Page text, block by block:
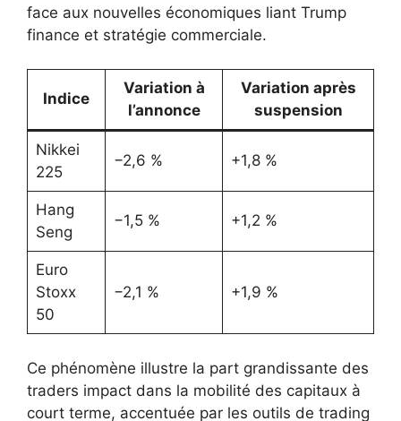
face aux nouvelles économiques liant Trump
finance et stratégie commerciale.
Indice
Variation à
l’annonce
Variation après
suspension
Nikkei
225
−2,6 % +1,8 %
Hang
Seng
−1,5 % +1,2 %
Euro
Stoxx
50
−2,1 % +1,9 %
Ce phénomène illustre la part grandissante des
traders impact dans la mobilité des capitaux à
court terme, accentuée par les outils de trading